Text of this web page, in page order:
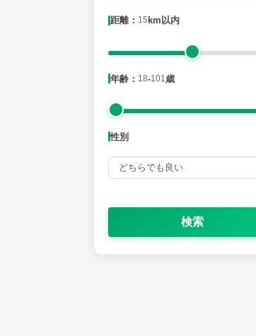
距離： 15 km以内
年齢： 18-101 歳
性別
検索
年齢：18-101歳